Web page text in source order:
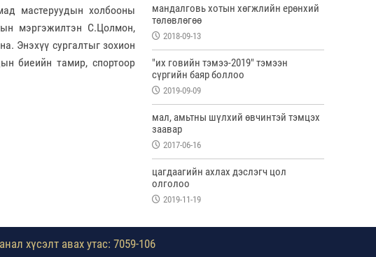
мастеруудын холбооны
мэргэжилтэн С.Цолмон,
Энэхүү сургалтыг зохион
биеийн тамир, спортоор
мандалговь хотын хөгжлийн ерөнхий
төлөвлөгөө
2018-09-13
"их говийн тэмээ-2019" тэмээн
сүргийн баяр боллоо
2019-09-09
мал, амьтны шүлхий өвчинтэй тэмцэх
заавар
2017-06-16
цагдаагийн ахлах дэслэгч цол
олголоо
2019-11-19
хүсэлт авах утас: 7059-106